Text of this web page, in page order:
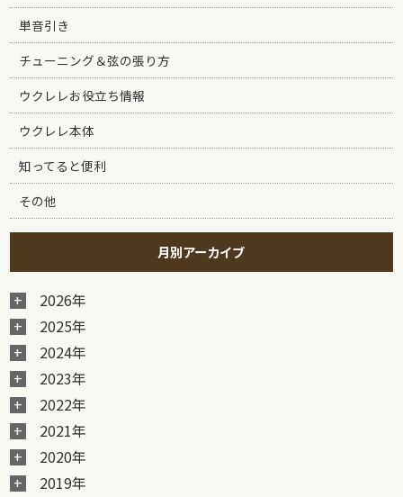
単音引き
チューニング＆弦の張り方
ウクレレお役立ち情報
ウクレレ本体
知ってると便利
その他
月別アーカイブ
2026年
2025年
2024年
2023年
2022年
2021年
2020年
2019年